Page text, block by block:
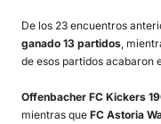
De los 23 encuentros
ganado 13 partidos ,
de esos partidos acabaron
Offenbacher FC Kickers
mientras que FC Astoria